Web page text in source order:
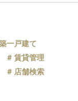
一戸建て
賃貸管理
店舗検索